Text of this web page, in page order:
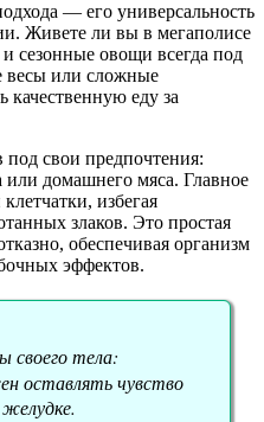
— его универсальность
Живете ли вы в мегаполисе
сезонные овощи всегда под
или сложные
качественную еду за
под свои предпочтения:
домашнего мяса. Главное
избегая
злаков. Это простая
обеспечивая организм
эффектов.
своего тела:
оставлять чувство